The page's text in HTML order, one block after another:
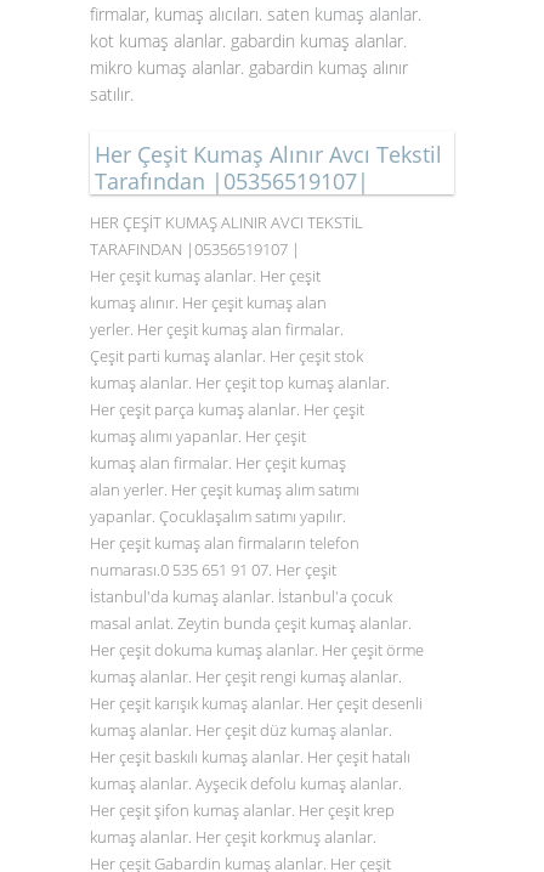
firmalar, kumaş alıcıları. saten kumaş alanlar.
kot kumaş alanlar. gabardin kumaş alanlar.
mikro kumaş alanlar. gabardin kumaş alınır
satılır.
Her Çeşit Kumaş Alınır Avcı Tekstil
Tarafından |05356519107|
HER ÇEŞİT KUMAŞ ALINIR AVCI TEKSTİL
TARAFINDAN |05356519107 |
Her çeşit kumaş alanlar. Her çeşit
kumaş alınır. Her çeşit kumaş alan
yerler. Her çeşit kumaş alan firmalar.
Çeşit parti kumaş alanlar. Her çeşit stok
kumaş alanlar. Her çeşit top kumaş alanlar.
Her çeşit parça kumaş alanlar. Her çeşit
kumaş alımı yapanlar. Her çeşit
kumaş alan firmalar. Her çeşit kumaş
alan yerler. Her çeşit kumaş alım satımı
yapanlar. Çocuklaşalım satımı yapılır.
Her çeşit kumaş alan firmaların telefon
numarası.0 535 651 91 07. Her çeşit
İstanbul'da kumaş alanlar. İstanbul'a çocuk
masal anlat. Zeytin bunda çeşit kumaş alanlar.
Her çeşit dokuma kumaş alanlar. Her çeşit örme
kumaş alanlar. Her çeşit rengi kumaş alanlar.
Her çeşit karışık kumaş alanlar. Her çeşit desenli
kumaş alanlar. Her çeşit düz kumaş alanlar.
Her çeşit baskılı kumaş alanlar. Her çeşit hatalı
kumaş alanlar. Ayşecik defolu kumaş alanlar.
Her çeşit şifon kumaş alanlar. Her çeşit krep
kumaş alanlar. Her çeşit korkmuş alanlar.
Her çeşit Gabardin kumaş alanlar. Her çeşit